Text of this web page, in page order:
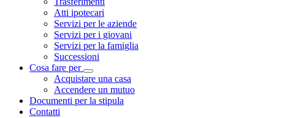
Atti ipotecari
Servizi per le aziende
Servizi per i giovani
Servizi per la famiglia
Successioni
Cosa fare per
Visualizza menù di secondo livello
Acquistare una casa
Accendere un mutuo
Documenti per la stipula
Contatti